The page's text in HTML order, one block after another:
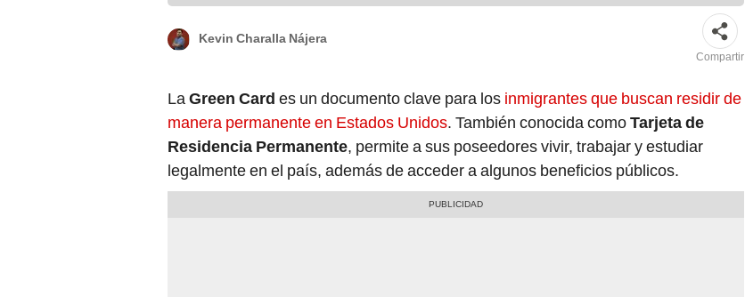
Freepik
Kevin Charalla Nájera
Compartir
LaGreen Card es un documento clave para los inmigrantes que buscan residir de
manera permanente en Estados Unidos. También conocida comoTarjeta de
Residencia Permanente, permite a sus poseedores vivir, trabajar y estudiar
legalmente en el país, además de acceder a algunos beneficios públicos.